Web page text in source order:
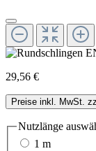
29,56 €
Preise inkl. MwSt.
Nutzlänge
1 m